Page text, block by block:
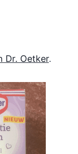
Dr. Oetker.